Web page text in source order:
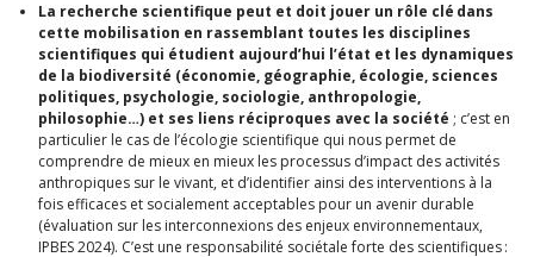
La recherche scientifique peut et doit jouer un rôle clé dans
cette mobilisation en rassemblant toutes les disciplines
scientifiques qui étudient aujourd’hui l’état et les dynamiques
de la biodiversité (économie, géographie, écologie, sciences
politiques, psychologie, sociologie, anthropologie,
philosophie…) et ses liens réciproques avec la société ; c’est en
particulier le cas de l’écologie scientifique qui nous permet de
comprendre de mieux en mieux les processus d’impact des activités
anthropiques sur le vivant, et d’identifier ainsi des interventions à la
fois efficaces et socialement acceptables pour un avenir durable
(évaluation sur les interconnexions des enjeux environnementaux,
IPBES 2024). C’est une responsabilité sociétale forte des scientifiques :